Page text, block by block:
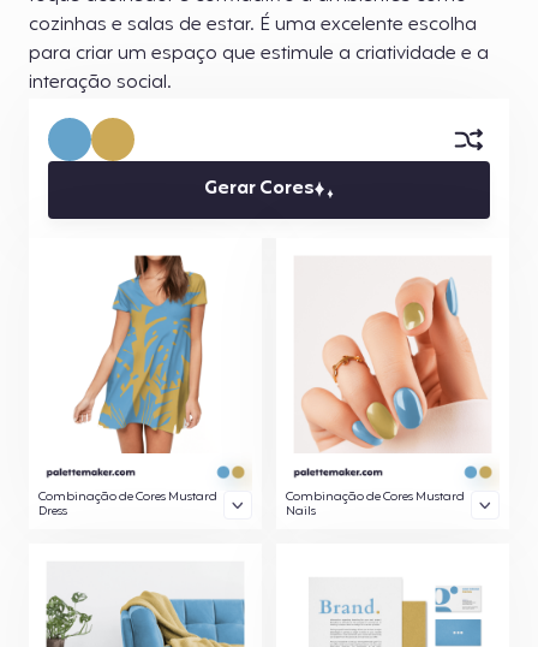
cozinhas e salas de estar. É uma excelente escolha
para criar um espaço que estimule a criatividade e a
interação social.
Gerar Cores
Combinação de Cores Mustard
Dress
Combinação de Cores Mustard
Nails